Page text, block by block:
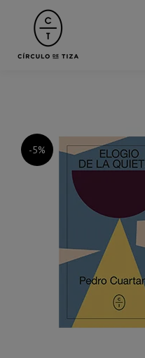
-5%